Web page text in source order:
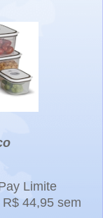
Limite
44,95 sem